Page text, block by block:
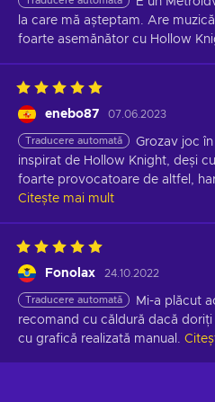
la care mă așteptam. Are
foarte asemănător cu Hollow
enebo87 07.06.2023
Traducere automată
Grozav joc
inspirat de Hollow Knight, deși
foarte provocatoare de altfel,
Citește mai mult
Fonolax 24.10.2022
Traducere automată
Mi-a plăcut
recomand cu căldură dacă
cu grafică realizată manual.